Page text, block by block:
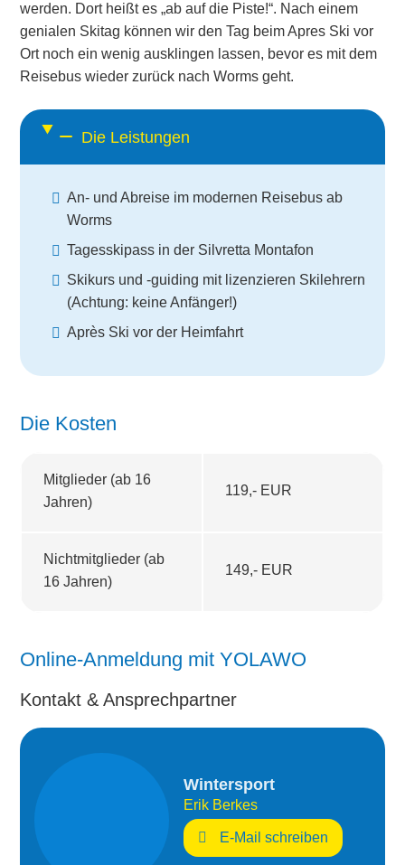
werden. Dort heißt es „ab auf die Piste!“. Nach einem
genialen Skitag können wir den Tag beim Apres Ski vor
Ort noch ein wenig ausklingen lassen, bevor es mit dem
Reisebus wieder zurück nach Worms geht.
Die Leistungen
An- und Abreise im modernen Reisebus ab
Worms
Tagesskipass in der Silvretta Montafon
Skikurs und -guiding mit lizenzieren Skilehrern
(Achtung: keine Anfänger!)
Après Ski vor der Heimfahrt
Die Kosten
Mitglieder (ab 16
Jahren)
119,- EUR
Nichtmitglieder (ab
16 Jahren)
149,- EUR
Online-Anmeldung mit YOLAWO
Kontakt & Ansprechpartner
Wintersport
Erik Berkes
E-Mail schreiben